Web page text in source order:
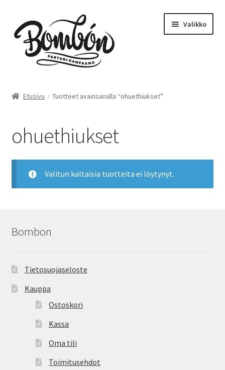
navigointiin
sisältöön
Valikko
Varaa aika – Tikkurila
Kampaamo
Parturi
Kauneushoitola
Ekokampaamo
Henkilökunta
Yhteystiedot
Etusivu Tuotteet avainsanalla “ohuethiukset”
ohuethiukset
Valitun kaltaisia tuotteita ei löytynyt.
Bombon
Tietosuojaseloste
Kauppa
Ostoskori
Kassa
Oma tili
Toimitusehdot